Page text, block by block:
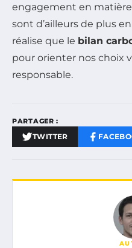
engagement en
sont d’ailleurs de plus
réalise que le bilan
pour orienter nos choix
responsable.
PARTAGER :
TWITTER